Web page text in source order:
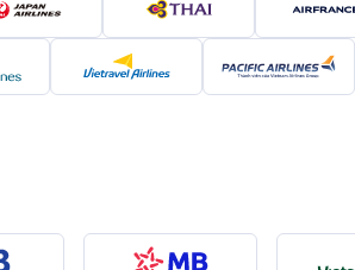
Hới mới cập nhật
VND đến 4.739.552 VND